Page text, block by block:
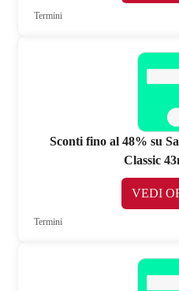
Termini
Sconti fino al 48% su
Classic
VEDI
Termini